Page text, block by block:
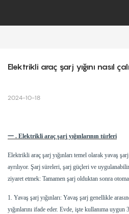
Elektrikli araç şarj yığını nasıl
2024-10-18
一 . Elektrikli araç şarj yığınlarının türleri
Elektrikli araç şarj yığınları temel olarak yavaş
ayrılıyor. Şarj süreleri, şarj güçleri ve uygulanabilir
ziyaret etmek: Tamamen şarj olduktan sonra
1. Yavaş şarj yığınları: Yavaş şarj genellikle
yığınlarını ifade eder. Evde, işte kullanıma uygun